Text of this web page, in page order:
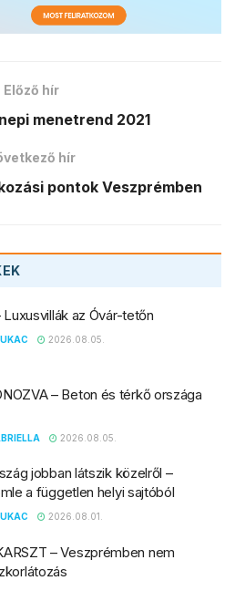
Előző hír
menetrend 2021
hír
pontok Veszprémben
Luxusvillák az Óvár-tetőn
2026.08.05.
– Beton és térkő országa
2026.08.05.
jobban látszik közelről –
a független helyi sajtóból
2026.08.01.
– Veszprémben nem